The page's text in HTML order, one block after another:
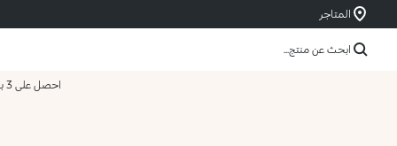
المتاجر
ابحث عن منتج...
احصل على 3 بسعر 2